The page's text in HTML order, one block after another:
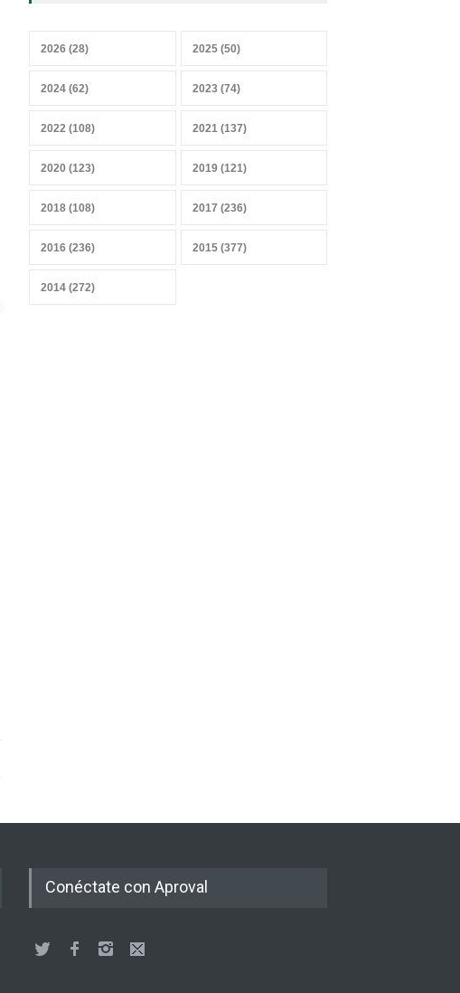
2026 (28) 2025 (50)
2024 (62) 2023 (74)
2022 (108) 2021 (137)
2020 (123) 2019 (121)
2018 (108) 2017 (236)
2016 (236) 2015 (377)
2014 (272)
Conéctate con Aproval